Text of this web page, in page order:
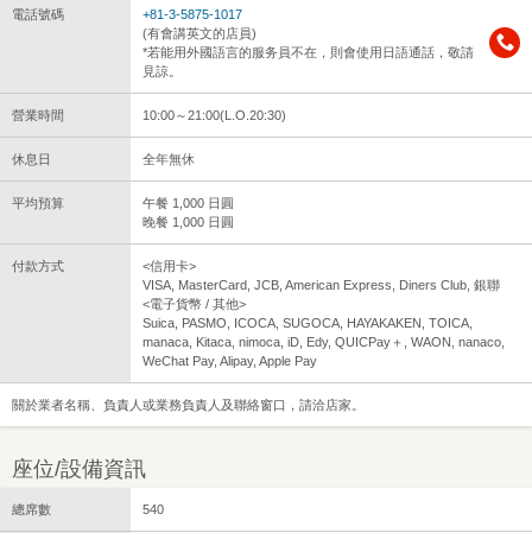
電話號碼
+81-3-5875-1017
(有會講英文的店員)
*若能用外國語言的服务員不在，則會使用日語通話，敬請
見諒。
營業時間 10:00～21:00(L.O.20:30)
休息日 全年無休
平均預算
午餐 1,000 日圓
晚餐 1,000 日圓
付款方式
<信用卡>
VISA, MasterCard, JCB, American Express, Diners Club, 銀聯
<電子貨幣 / 其他>
Suica, PASMO, ICOCA, SUGOCA, HAYAKAKEN, TOICA,
manaca, Kitaca, nimoca, iD, Edy, QUICPay＋, WAON, nanaco,
WeChat Pay, Alipay, Apple Pay
關於業者名稱、負責人或業務負責人及聯絡窗口，請洽店家。
座位/設備資訊
總席數 540